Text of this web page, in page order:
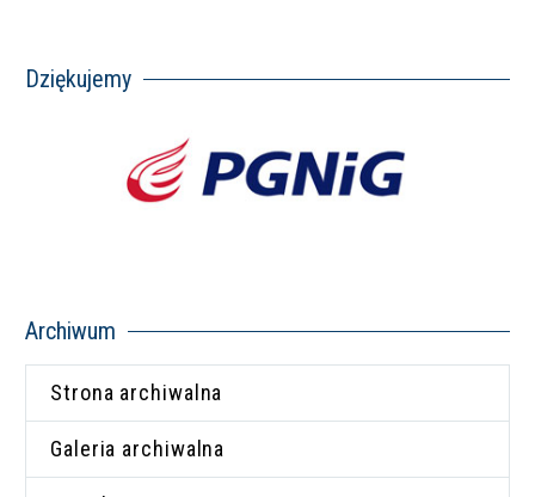
Dziękujemy
Archiwum
Strona archiwalna
Galeria archiwalna